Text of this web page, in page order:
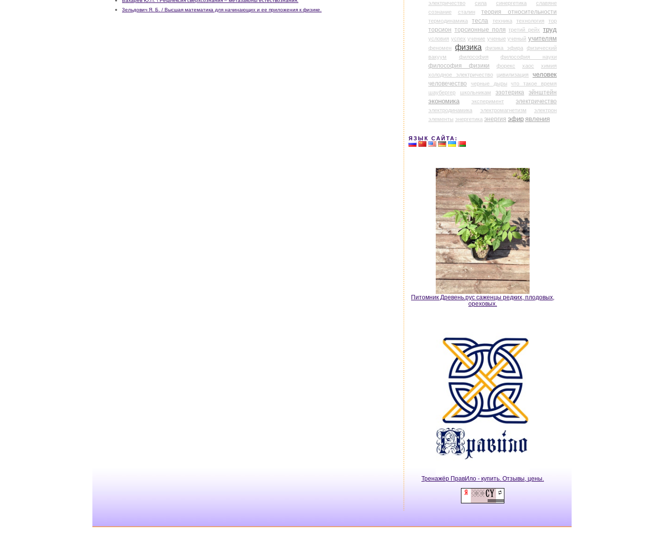
3ельдович Я. Б. / Высшая математика для начинающих и ее приложения к физике.
электричество
сила синергетика
славяне
сознание
сталин теория относительности
термодинамика тесла техника технология тор
торсион торсионные поля третий рейх труд
условия успех учение ученые ученый учителям
феномен физика физика эфира
физический
вакуум
философия философия науки
философия физики форекс хаос
химия
холодное электричество
цивилизация человек
человечество черные дыры
что такое время
шаубергер
школьникам эзотерика
эйнштейн
экономика
эксперимент электричество
электродинамика электромагнетизм
электрон
элементы энергетика энергия эфир явления
ЯЗЫК САЙТА:
Питомник Древень.рус саженцы редких, плодовых,
ореховых.
Тренажёр ПравИло - купить. Отзывы, цены.